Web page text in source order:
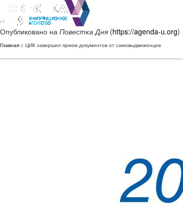
Опубликовано на Повестка Дня (https://agenda-u.org)
Главная > ЦИК завершил прием документов от самовыдвиженцев‍